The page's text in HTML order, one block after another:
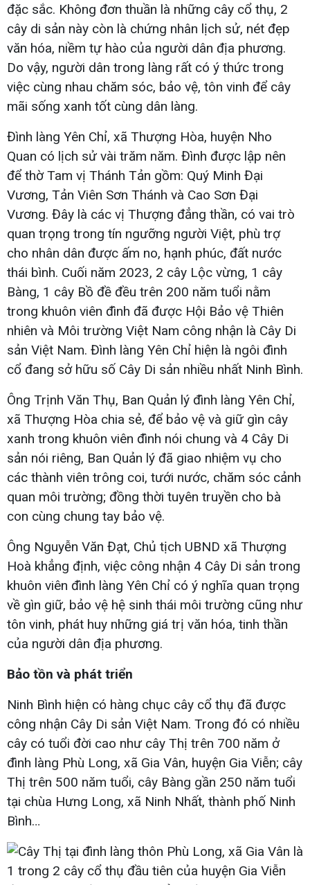
đặc sắc. Không đơn thuần là những cây cổ thụ, 2
cây di sản này còn là chứng nhân lịch sử, nét đẹp
văn hóa, niềm tự hào của người dân địa phương.
Do vậy, người dân trong làng rất có ý thức trong
việc cùng nhau chăm sóc, bảo vệ, tôn vinh để cây
mãi sống xanh tốt cùng dân làng.
Đình làng Yên Chỉ, xã Thượng Hòa, huyện Nho
Quan có lịch sử vài trăm năm. Đình được lập nên
để thờ Tam vị Thánh Tản gồm: Quý Minh Đại
Vương, Tản Viên Sơn Thánh và Cao Sơn Đại
Vương. Đây là các vị Thượng đẳng thần, có vai trò
quan trọng trong tín ngưỡng người Việt, phù trợ
cho nhân dân được ấm no, hạnh phúc, đất nước
thái bình. Cuối năm 2023, 2 cây Lộc vừng, 1 cây
Bàng, 1 cây Bồ đề đều trên 200 năm tuổi nằm
trong khuôn viên đình đã được Hội Bảo vệ Thiên
nhiên và Môi trường Việt Nam công nhận là Cây Di
sản Việt Nam. Đình làng Yên Chỉ hiện là ngôi đình
cổ đang sở hữu số Cây Di sản nhiều nhất Ninh Bình.
Ông Trịnh Văn Thụ, Ban Quản lý đình làng Yên Chỉ,
xã Thượng Hòa chia sẻ, để bảo vệ và giữ gìn cây
xanh trong khuôn viên đình nói chung và 4 Cây Di
sản nói riêng, Ban Quản lý đã giao nhiệm vụ cho
các thành viên trông coi, tưới nước, chăm sóc cảnh
quan môi trường; đồng thời tuyên truyền cho bà
con cùng chung tay bảo vệ.
Ông Nguyễn Văn Đạt, Chủ tịch UBND xã Thượng
Hoà khẳng định, việc công nhận 4 Cây Di sản trong
khuôn viên đình làng Yên Chỉ có ý nghĩa quan trọng
về gìn giữ, bảo vệ hệ sinh thái môi trường cũng như
tôn vinh, phát huy những giá trị văn hóa, tinh thần
của người dân địa phương.
Bảo tồn và phát triển
Ninh Bình hiện có hàng chục cây cổ thụ đã được
công nhận Cây Di sản Việt Nam. Trong đó có nhiều
cây có tuổi đời cao như cây Thị trên 700 năm ở
đình làng Phù Long, xã Gia Vân, huyện Gia Viễn; cây
Thị trên 500 năm tuổi, cây Bàng gần 250 năm tuổi
tại chùa Hưng Long, xã Ninh Nhất, thành phố Ninh
Bình…